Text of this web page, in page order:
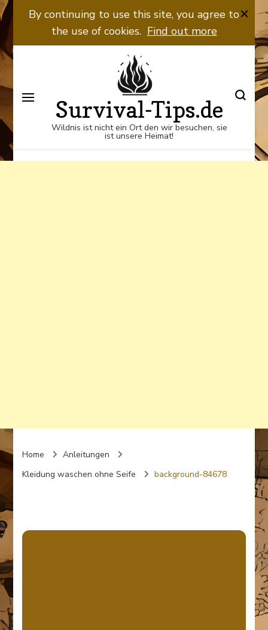
Wildnis ist nicht ein Ort den wir
besuchen, sie ist unsere Heimat!
By continuing to use this site, you agree to
the use of cookies. Find out more
Survival-Tips.de
Wildnis ist nicht ein Ort den wir besuchen, sie
ist unsere Heimat!
Home
Anleitungen
Kleidung waschen ohne Seife
background-84678